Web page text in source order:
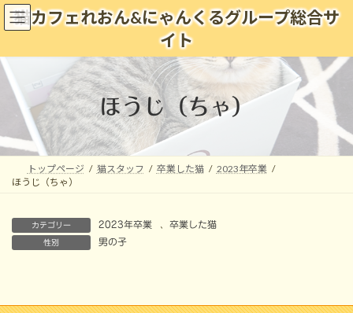
コ
ン
ン
ツ
へ
ッ
プ
ナ
ビ
ー
シ
ョ
移
動
猫カフェれおん&にゃんくるグループ総合サ
イト
ほうじ（ちゃ）
トップページ 猫スタッフ 卒業した猫
2023年卒業
ほうじ（ちゃ）
カテゴリー 2023年卒業 卒業した猫
性別 男の子